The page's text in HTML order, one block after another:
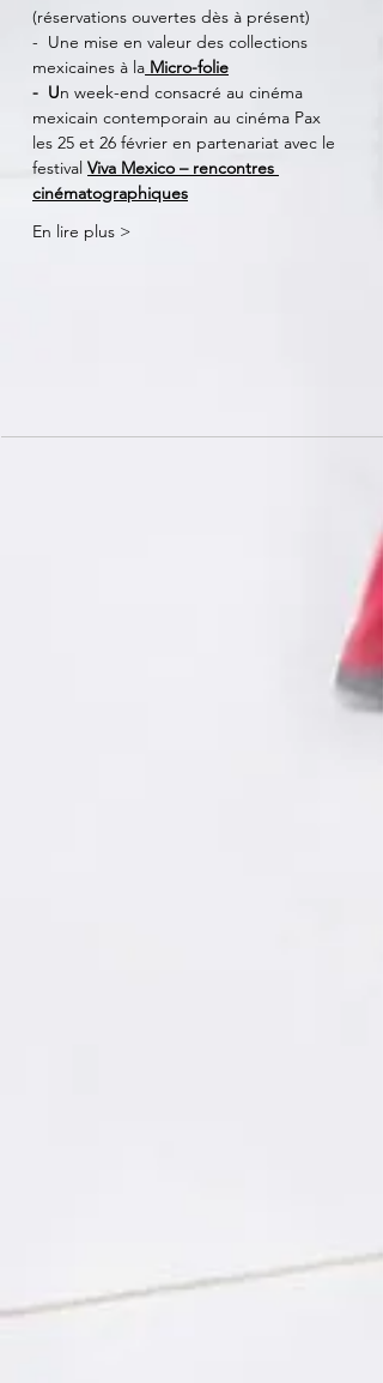
(réservations ouvertes dès à présent)
-  Une mise en valeur des collections
mexicaines à la Micro-folie
-  Un week-end consacré au cinéma
mexicain contemporain au cinéma Pax
les 25 et 26 février en partenariat avec le
festival Viva Mexico – rencontres
cinématographiques
En lire plus >